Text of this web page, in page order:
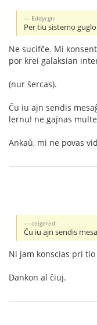
Eddycgn:
Per tiu sistemo
Ne sucifĉe. Mi
por krei galaksian
(nur ŝercas).
Ĉu iu ajn sendis
lernu! ne gajnas
Ankaŭ, mi ne povas
ceigered:
Ĉu iu ajn sendis
Ni jam konscias pri
Dankon al ĉiuj.